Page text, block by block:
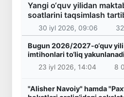
Yangi o‘quv yilidan
soatlarini taqsimlash
30 iyl 2026, 09:06
Bugun 2026/2027-o‘quv
imtihonlari to‘liq yakunlanadi
23 iyl 2026, 14:04
8
"Alisher Navoiy" hamda